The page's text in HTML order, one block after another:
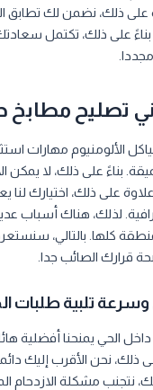
على ذلك، نضمن لك تطابق
بناءً على ذلك، تكتمل
مجددا.
تصليح مطابخ
الألومنيوم مهارات
بناءً على ذلك، لا يمكن
على ذلك، اختيارك
لذلك، هناك أسباب
كلها. بالتالي،
قرارك الصائب جدا.
تلبية طلبات
داخل الحي يمنحنا أفضلية
ذلك، نحن الأقرب إليك
نتجنب مشكلة الازدحام